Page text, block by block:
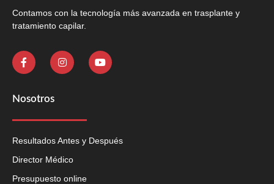
Contamos con la tecnología más avanzada en trasplante y
tratamiento capilar.
Nosotros
Resultados Antes y Después
Director Médico
Presupuesto online